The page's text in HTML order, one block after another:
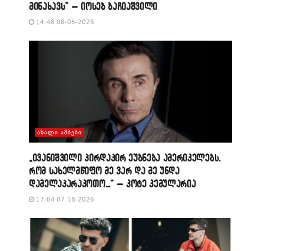
მინახავს” – იოსებ ბაჩიაშვილი
14:48 08-05-2026
ᲐᲮᲐᲚᲘ ᲐᲛᲑᲔᲑᲘ
„ივანიშვილი პირდაპირ ეუბნება ამერიკელებს,
რომ სახელმწიფო მე ვარ და მე უნდა
დამელაპარაკოთო…“ – კოტე კემულარია
17:04 07-18-2026